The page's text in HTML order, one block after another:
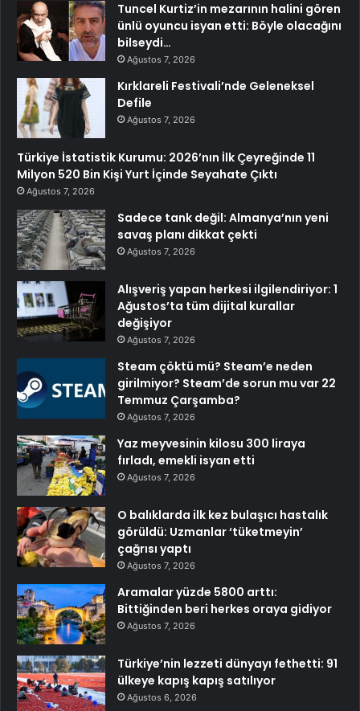
Tuncel Kurtiz’in mezarının halini gören
ünlü oyuncu isyan etti: Böyle olacağını
bilseydi…
Ağustos 7, 2026
Kırklareli Festivali’nde Geleneksel
Defile
Ağustos 7, 2026
Türkiye İstatistik Kurumu: 2026’nın İlk Çeyreğinde 11
Milyon 520 Bin Kişi Yurt İçinde Seyahate Çıktı
Ağustos 7, 2026
Sadece tank değil: Almanya’nın yeni
savaş planı dikkat çekti
Ağustos 7, 2026
Alışveriş yapan herkesi ilgilendiriyor: 1
Ağustos’ta tüm dijital kurallar
değişiyor
Ağustos 7, 2026
Steam çöktü mü? Steam’e neden
girilmiyor? Steam’de sorun mu var 22
Temmuz Çarşamba?
Ağustos 7, 2026
Yaz meyvesinin kilosu 300 liraya
fırladı, emekli isyan etti
Ağustos 7, 2026
O balıklarda ilk kez bulaşıcı hastalık
görüldü: Uzmanlar ‘tüketmeyin’
çağrısı yaptı
Ağustos 7, 2026
Aramalar yüzde 5800 arttı:
Bittiğinden beri herkes oraya gidiyor
Ağustos 7, 2026
Türkiye’nin lezzeti dünyayı fethetti: 91
ülkeye kapış kapış satılıyor
Ağustos 6, 2026